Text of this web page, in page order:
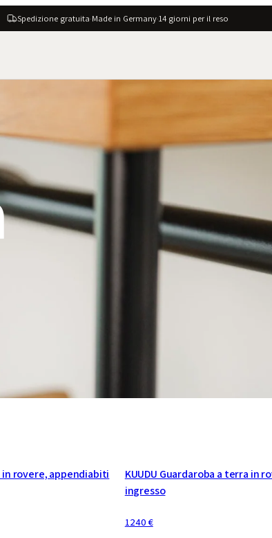
Spedizione gratuita·Made in Germany·14 giorni per il reso
in rovere, appendiabiti
KUUDU Guardaroba a terra in
ingresso
1240 €